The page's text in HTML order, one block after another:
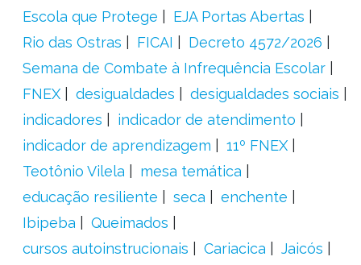
Escola que Protege
EJA Portas Abertas
Rio das Ostras
FICAI
Decreto 4572/2026
Semana de Combate à Infrequência Escolar
FNEX
desigualdades
desigualdades sociais
indicadores
indicador de atendimento
indicador de aprendizagem
11º FNEX
Teotônio Vilela
mesa temática
educação resiliente
seca
enchente
Ibipeba
Queimados
cursos autoinstrucionais
Cariacica
Jaicós